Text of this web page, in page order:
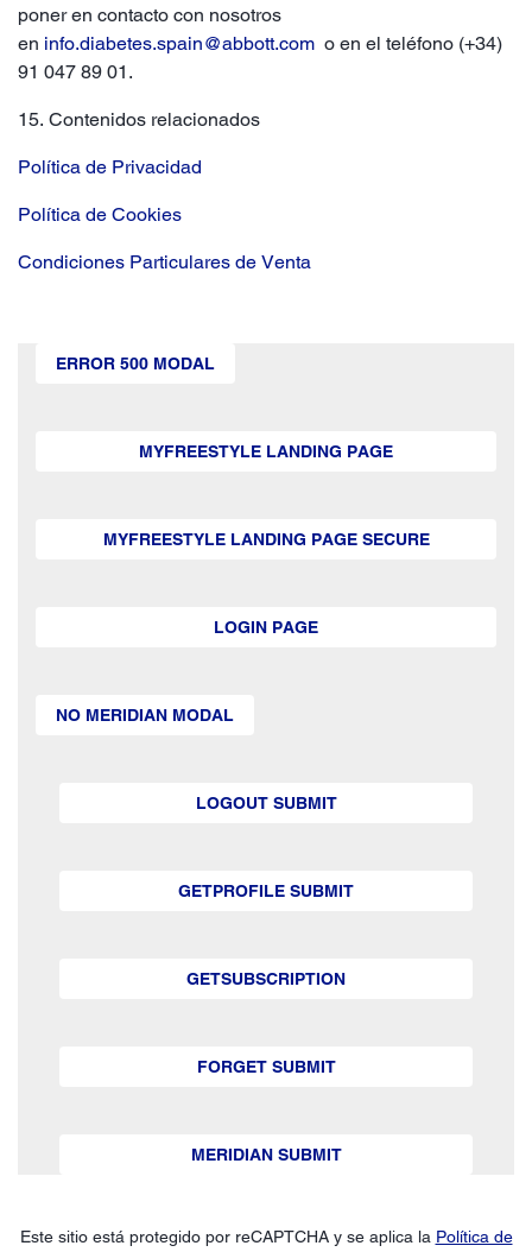
poner en contacto con nosotros
en info.diabetes.spain@abbott.com o en el teléfono (+34)
91 047 89 01.
15. Contenidos relacionados
Política de Privacidad
Política de Cookies
Condiciones Particulares de Venta
ERROR 500 MODAL
MYFREESTYLE LANDING PAGE
MYFREESTYLE LANDING PAGE SECURE
LOGIN PAGE
NO MERIDIAN MODAL
LOGOUT SUBMIT
GETPROFILE SUBMIT
GETSUBSCRIPTION
FORGET SUBMIT
MERIDIAN SUBMIT
Este sitio está protegido por reCAPTCHA y se aplica la Política de